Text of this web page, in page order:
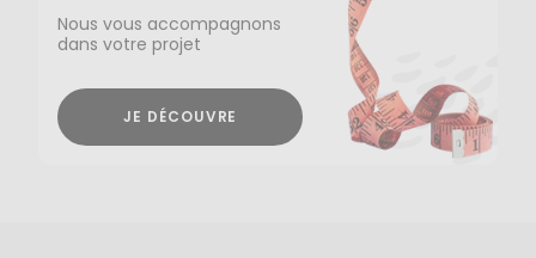
Nous vous accompagnons
dans votre projet
JE DÉCOUVRE